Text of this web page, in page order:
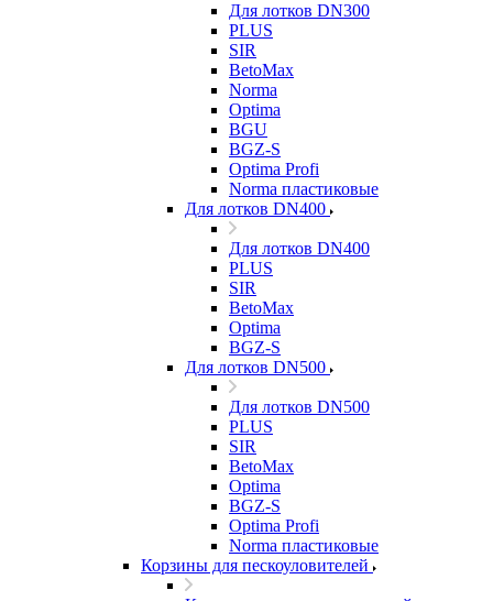
Для лотков DN300
PLUS
SIR
BetoMax
Norma
Optima
BGU
BGZ-S
Optima Profi
Norma пластиковые
Для лотков DN400
Для лотков DN400
PLUS
SIR
BetoMax
Optima
BGZ-S
Для лотков DN500
Для лотков DN500
PLUS
SIR
BetoMax
Optima
BGZ-S
Optima Profi
Norma пластиковые
Корзины для пескоуловителей